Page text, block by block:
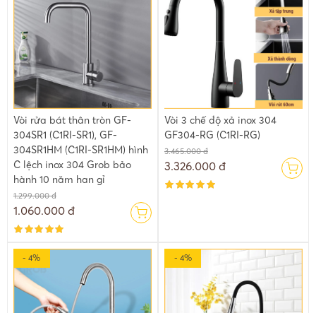
Vòi rửa bát thân tròn GF-
304SR1 (C1RI-SR1), GF-
304SR1HM (C1RI-SR1HM) hình
C lệch inox 304 Grob bảo
hành 10 năm han gỉ
1.299.000 đ
1.060.000 đ
Vòi 3 chế độ xả inox 304
GF304-RG (C1RI-RG)
3.465.000 đ
3.326.000 đ
- 4% - 4%